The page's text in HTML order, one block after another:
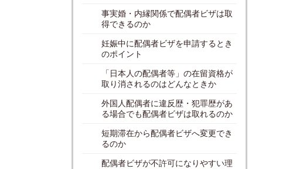
事実婚・内縁関係で配偶者ビザは取
得できるのか
妊娠中に配偶者ビザを申請するとき
のポイント
「日本人の配偶者等」の在留資格が
取り消されるのはどんなときか
外国人配偶者に違反歴・犯罪歴があ
る場合でも配偶者ビザは取れるのか
短期滞在から配偶者ビザへ変更でき
るのか
配偶者ビザが不許可になりやすい理